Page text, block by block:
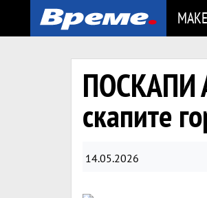
ПОСКАПИ
скапите
14.05.2026